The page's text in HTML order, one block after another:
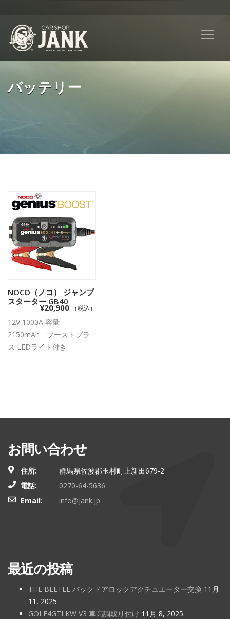
バッテリー
お買い物カゴに追
加
NOCO（ノコ） ジャンプ
スターター GB40
¥20,900 （税込）
12V 1000A 容量
2150mAh ブーストプラ
ス LEDライト付き
お問い合わせ
住所:
群馬県佐波郡玉村町上新田679-2
電話:
0270-64-5636
Email:
info@jank.jp
最近の投稿
THE BEETLE バックドアロックアクチュエーター交換 11月
11, 2025
GOLF4GTI KW V3 車高調取り付け 11月 8, 2025